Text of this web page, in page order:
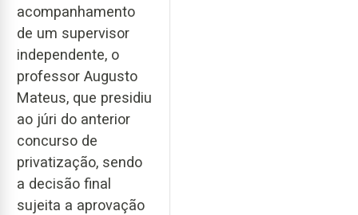
acompanhamento
de um supervisor
independente, o
professor Augusto
Mateus, que presidiu
ao júri do anterior
concurso de
privatização, sendo
a decisão final
sujeita a aprovação